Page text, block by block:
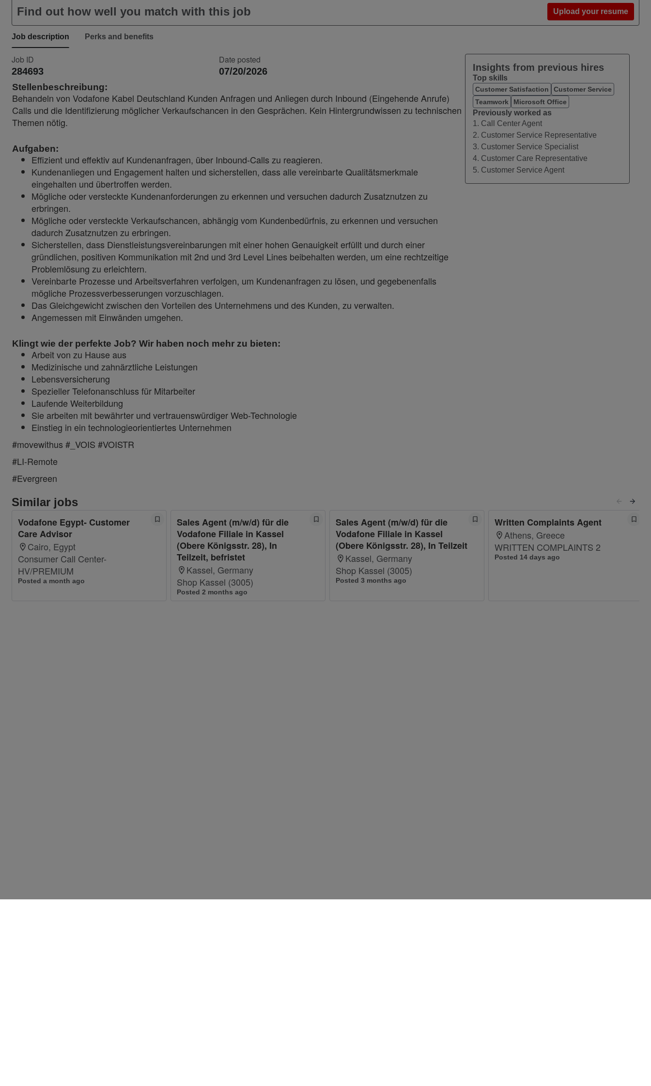
Find out how well you match with this job Upload your resume
Job description Perks and benefits
Job ID
284693
Date posted
07/20/2026
Stellenbeschreibung:
Behandeln von Vodafone Kabel Deutschland Kunden Anfragen und Anliegen durch Inbound (Eingehende Anrufe)
Calls und die Identifizierung möglicher Verkaufschancen in den Gesprächen. Kein Hintergrundwissen zu technischen
Themen nötig.
Aufgaben:
Effizient und effektiv auf Kundenanfragen, über Inbound-Calls zu reagieren.
Kundenanliegen und Engagement halten und sicherstellen, dass alle vereinbarte Qualitätsmerkmale
eingehalten und übertroffen werden.
Mögliche oder versteckte Kundenanforderungen zu erkennen und versuchen dadurch Zusatznutzen zu
erbringen.
Mögliche oder versteckte Verkaufschancen, abhängig vom Kundenbedürfnis, zu erkennen und versuchen
dadurch Zusatznutzen zu erbringen.
Sicherstellen, dass Dienstleistungsvereinbarungen mit einer hohen Genauigkeit erfüllt und durch einer
gründlichen, positiven Kommunikation mit 2nd und 3rd Level Lines beibehalten werden, um eine rechtzeitige
Problemlösung zu erleichtern.
Vereinbarte Prozesse und Arbeitsverfahren verfolgen, um Kundenanfragen zu lösen, und gegebenenfalls
mögliche Prozessverbesserungen vorzuschlagen.
Das Gleichgewicht zwischen den Vorteilen des Unternehmens und des Kunden, zu verwalten.
Angemessen mit Einwänden umgehen.
Klingt wie der perfekte Job? Wir haben noch mehr zu bieten:
Arbeit von zu Hause aus
Medizinische und zahnärztliche Leistungen
Lebensversicherung
Spezieller Telefonanschluss für Mitarbeiter
Laufende Weiterbildung
Sie arbeiten mit bewährter und vertrauenswürdiger Web-Technologie
Einstieg in ein technologieorientiertes Unternehmen
#movewithus #_VOIS #VOISTR
#LI-Remote
#Evergreen
Insights from previous hires
Top skills
Customer Satisfaction
Customer Service
Teamwork
Microsoft Office
Previously worked as
1. Call Center Agent
2. Customer Service Representative
3. Customer Service Specialist
4. Customer Care Representative
5. Customer Service Agent
Similar jobs
Vodafone Egypt- Customer
Care Advisor
Cairo, Egypt
Consumer Call Center-
HV/PREMIUM
Posted a month ago
Sales Agent (m/w/d) für die
Vodafone Filiale in Kassel
(Obere Königsstr. 28), In
Teilzeit, befristet
Kassel, Germany
Shop Kassel (3005)
Posted 2 months ago
Sales Agent (m/w/d) für die
Vodafone Filiale in Kassel
(Obere Königsstr. 28), In Teilzeit
Kassel, Germany
Shop Kassel (3005)
Posted 3 months ago
Written Complaints Agent
Athens, Greece
WRITTEN COMPLAINTS 2
Posted 14 days ago